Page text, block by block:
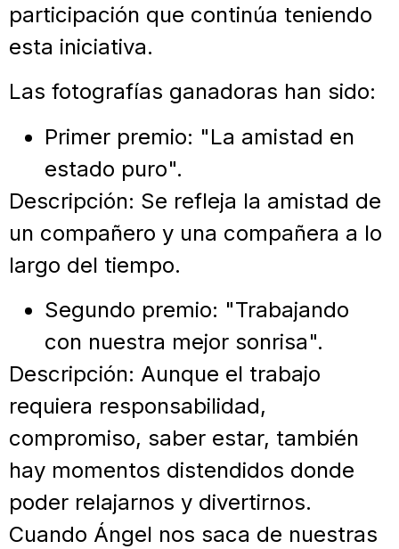
participación que continúa teniendo
esta iniciativa.
Las fotografías ganadoras han sido:
Primer premio: "La amistad en
estado puro".
Descripción: Se refleja la amistad de
un compañero y una compañera a lo
largo del tiempo.
Segundo premio: "Trabajando
con nuestra mejor sonrisa".
Descripción: Aunque el trabajo
requiera responsabilidad,
compromiso, saber estar, también
hay momentos distendidos donde
poder relajarnos y divertirnos.
Cuando Ángel nos saca de nuestras